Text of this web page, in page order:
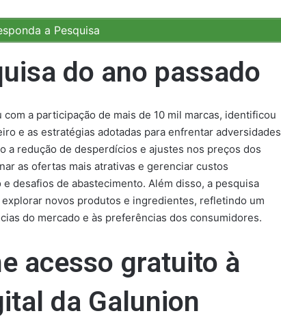
a Pesquisa
do ano passado
a participação de mais de 10 mil marcas, identificou
e as estratégias adotadas para enfrentar adversidades
a redução de desperdícios e ajustes nos preços dos
as ofertas mais atrativas e gerenciar custos
desafios de abastecimento. Além disso, a pesquisa
novos produtos e ingredientes, refletindo um
do mercado e às preferências dos consumidores.
acesso gratuito à
da Galunion